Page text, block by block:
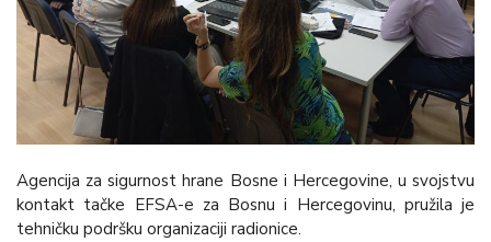
Agencija za sigurnost hrane Bosne i Hercegovine, u svojstvu
kontakt tačke EFSA-e za Bosnu i Hercegovinu, pružila je
tehničku podršku organizaciji radionice.